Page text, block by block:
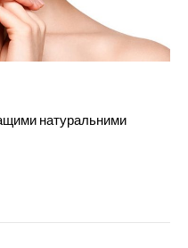
натуральними